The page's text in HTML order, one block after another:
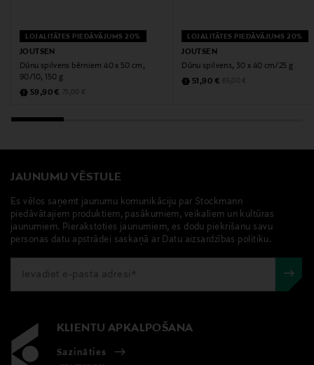
Digitālā adrese
info@joutsen.com
hipoalerģisks
LOJALITĀTES PIEDĀVĀJUMS 20%
JOUTSEN
Dūnu spilvens bērniem 40 x 50 cm,
90/10, 150 g
Discounted Price
59,90 € Original Price
75,00 €
LOJALITĀTES PIEDĀVĀJUMS 20%
JOUTSEN
Dūnu spilvens, 30 x 40 cm/25 g
Discounted Price
51,90 € Original Price
65,00 €
JAUNUMU VĒSTULE
Es vēlos saņemt jaunumu komunikāciju par Stockmann
piedāvātajiem produktiem, pasākumiem, veikaliem un kultūras
jaunumiem. Pierakstoties jaunumiem, es dodu piekrišanu savu
personas datu apstrādei saskaņā ar Datu aizsardzības politiku.
KLIENTU APKALPOŠANA
Sazināties